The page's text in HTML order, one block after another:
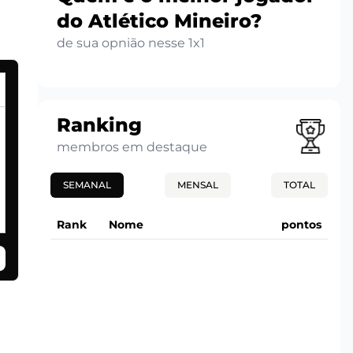
do Atlético Mineiro?
de sua opnião nesse 1x1
Ranking
membros em destaque
SEMANAL MENSAL TOTAL
Rank Nome pontos